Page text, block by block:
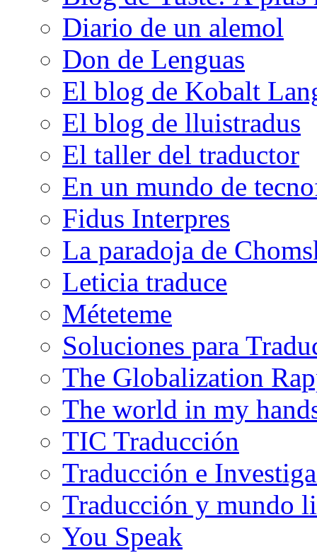
Diario de un alemol
Don de Lenguas
El blog de Kobalt
El blog de lluistradus
El taller del traductor
En un mundo de
Fidus Interpres
La paradoja de
Leticia traduce
Méteteme
Soluciones para
The Globalization
The world in my
TIC Traducción
Traducción e
Traducción y mundo
You Speak